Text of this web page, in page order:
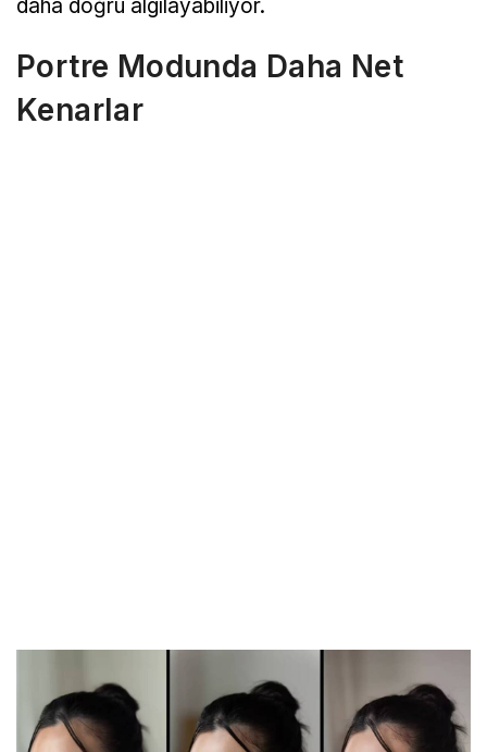
daha doğru algılayabiliyor.
Portre Modunda Daha Net
Kenarlar